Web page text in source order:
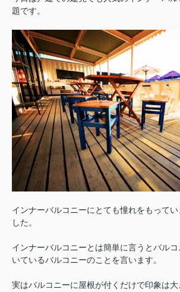
題です。
インナーバルコニーにとても憧れをもって
した。
インナーバルコニーとは簡単に言うとバル
いているバルコニーのことを言います。
実はバルコニーに屋根が付くだけで印象は大